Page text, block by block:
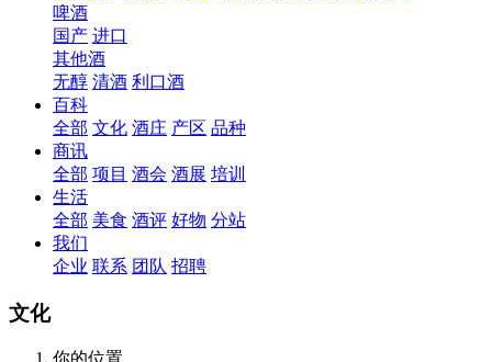
啤酒
国产 进口
其他酒
无醇 清酒 利口酒
百科
全部 文化 酒庄 产区 品种
商讯
全部 项目 酒会 酒展 培训
生活
全部 美食 酒评 好物 分站
我们
企业 联系 团队 招聘
文化